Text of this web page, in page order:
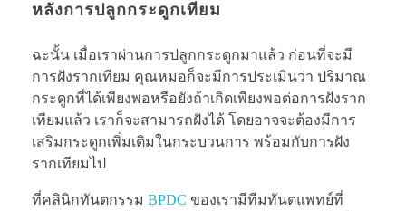
หลังการปลูกกระดูกเทียม
ฉะนั้น เมื่อเราผ่านการปลูกกระดูกมาแล้ว ก่อนที่จะมี
การฝังรากเทียม คุณหมอก็จะมีการประเมินว่า ปริมาณ
กระดูกที่ได้เพียงพอหรือยังถ้าเกิดเพียงพอต่อการฝังราก
เทียมแล้ว เราก็จะสามารถฝังได้ โดยอาจจะต้องมีการ
เสริมกระดูกเพิ่มเติมในกระบวนการ พร้อมกับการฝัง
รากเทียมไป
ที่คลินิกทันตกรรม BPDC ของเรามีทีมทันตแพทย์ที่